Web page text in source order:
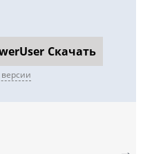
Скачать